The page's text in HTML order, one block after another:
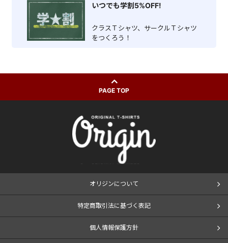
いつでも学割5%OFF!
クラスＴシャツ、サークルＴシャツ
をつくろう！
PAGE TOP
オリジンについて
特定商取引法に基づく表記
個人情報保護方針